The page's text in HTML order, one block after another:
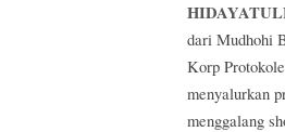
dari Mudhohi
Korp
menyalurkan
menggalang